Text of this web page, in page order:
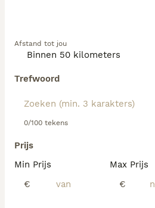
Afstand tot jou
Trefwoord
0/100 tekens
Prijs
Min Prijs
€
Max Prijs
€